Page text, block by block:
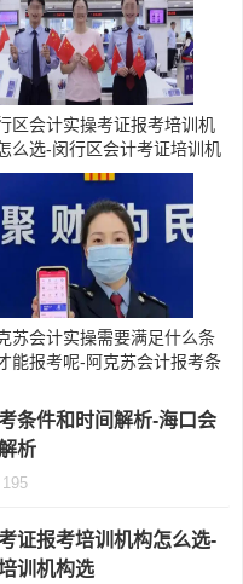
区会计实操考证报考培训机
么选-闵行区会计考证培训机
苏会计实操需要满足什么条
能报考呢-阿克苏会计报考条
条件和时间解析-海口会
析
195
证报考培训机构怎么选-
训机构选